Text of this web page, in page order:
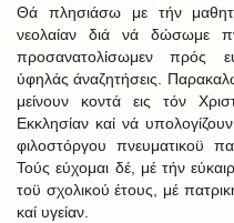
Θά πλησιάσω με τήν
νεολαίαν διά νά δώσωμε
προσανατολίσωμεν πρός
ύφηλάς άναζητήσεις.
μείνουν κοντά εις τόν
Εκκλησίαν καί νά
φιλοστόργου πνευματικοϋ
Τούς εύχομαι δέ, μέ τήν
τοϋ σχολικού έτους, μέ
καί υγείαν.